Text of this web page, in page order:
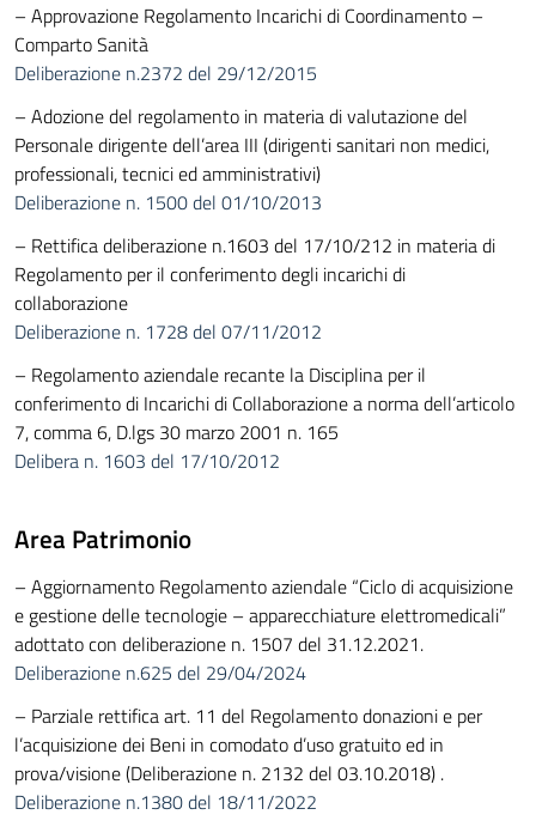
– Approvazione Regolamento Incarichi di Coordinamento –
Comparto Sanità
Deliberazione n.2372 del 29/12/2015
– Adozione del regolamento in materia di valutazione del
Personale dirigente dell’area III (dirigenti sanitari non medici,
professionali, tecnici ed amministrativi)
Deliberazione n. 1500 del 01/10/2013
– Rettifica deliberazione n.1603 del 17/10/212 in materia di
Regolamento per il conferimento degli incarichi di
collaborazione
Deliberazione n. 1728 del 07/11/2012
– Regolamento aziendale recante la Disciplina per il
conferimento di Incarichi di Collaborazione a norma dell’articolo
7, comma 6, D.lgs 30 marzo 2001 n. 165
Delibera n. 1603 del 17/10/2012
Area Patrimonio
– Aggiornamento Regolamento aziendale “Ciclo di acquisizione
e gestione delle tecnologie – apparecchiature elettromedicali”
adottato con deliberazione n. 1507 del 31.12.2021.
Deliberazione n.625 del 29/04/2024
– Parziale rettifica art. 11 del Regolamento donazioni e per
l’acquisizione dei Beni in comodato d’uso gratuito ed in
prova/visione (Deliberazione n. 2132 del 03.10.2018) .
Deliberazione n.1380 del 18/11/2022